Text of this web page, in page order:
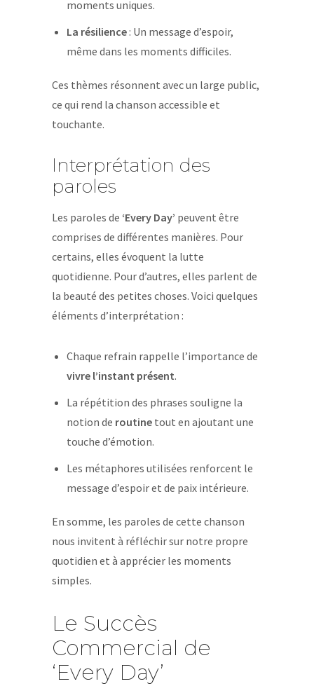
moments uniques.
La résilience: Un message d’espoir,
même dans les moments difficiles.
Ces thèmes résonnent avec un large public,
ce qui rend la chanson accessible et
touchante.
Interprétation des
paroles
Les paroles de ‘Every Day’ peuvent être
comprises de différentes manières. Pour
certains, elles évoquent la lutte
quotidienne. Pour d’autres, elles parlent de
la beauté des petites choses. Voici quelques
éléments d’interprétation :
Chaque refrain rappelle l’importance de
vivre l’instant présent.
La répétition des phrases souligne la
notion de routinetout en ajoutant une
touche d’émotion.
Les métaphores utilisées renforcent le
message d’espoir et de paix intérieure.
En somme, les paroles de cette chanson
nous invitent à réfléchir sur notre propre
quotidien et à apprécier les moments
simples.
Le Succès
Commercial de
‘Every Day’